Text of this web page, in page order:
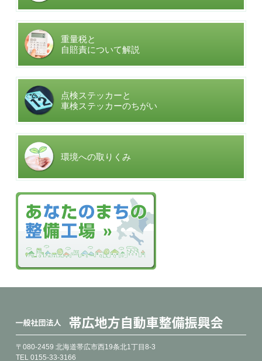
重量税と
自賠責について解説
点検ステッカーと
車検ステッカーのちがい
環境への取りくみ
〒080-2459 北海道帯広市西19条北1丁目8-3
TEL 0155-33-3166